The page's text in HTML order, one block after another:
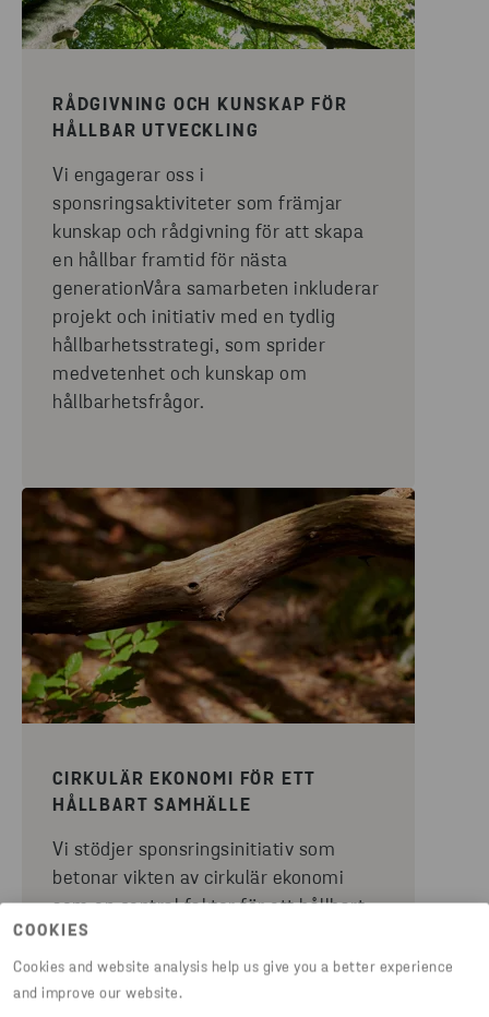
COOKIES
Cookies and website analysis help us give you a better experience
and improve our website.
RÅDGIVNING OCH KUNSKAP FÖR
HÅLLBAR UTVECKLING
Vi engagerar oss i
sponsringsaktiviteter som främjar
kunskap och rådgivning för att skapa
en hållbar framtid för nästa
generationVåra samarbeten inkluderar
projekt och initiativ med en tydlig
hållbarhetsstrategi, som sprider
medvetenhet och kunskap om
hållbarhetsfrågor.
CIRKULÄR EKONOMI FÖR ETT
HÅLLBART SAMHÄLLE
Vi stödjer sponsringsinitiativ som
betonar vikten av cirkulär ekonomi
som en central faktor för ett hållbart
samhälle. Projekt och samarbeten
som främjar återvinning,
resurseffektivitet och hållbara